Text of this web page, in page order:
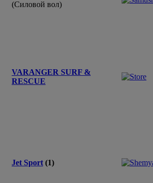
(Силовой вол)
VARANGER SURF &
RESCUE
Jet Sport (1)